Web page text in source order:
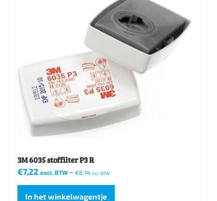
3M 6035 stoffilter P3 R
€7,22 excl. BTW - €8,74 incl. BTW
In het winkelwagentje